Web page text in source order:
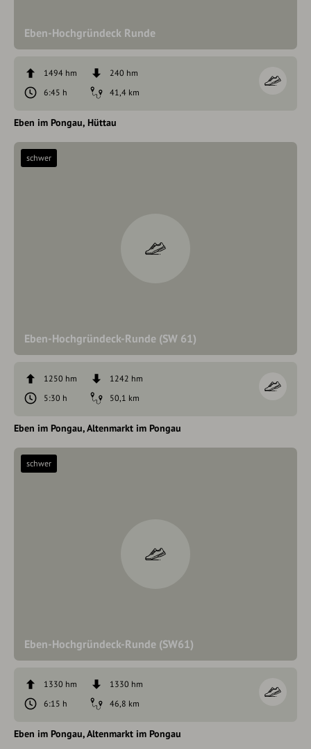
Eben-Hochgründeck Runde
1494 hm
240 hm
6:45 h
41,4 km
Eben im Pongau Hüttau
Eben-Hochgründeck-Runde (SW 61)
schwer
1250 hm
1242 hm
5:30 h
50,1 km
Eben im Pongau Altenmarkt im Pongau
Eben-Hochgründeck-Runde (SW61)
schwer
1330 hm
1330 hm
6:15 h
46,8 km
Eben im Pongau Altenmarkt im Pongau